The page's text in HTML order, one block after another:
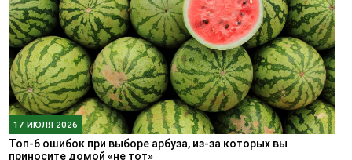
17 ИЮЛЯ 2026
Топ-6 ошибок при выборе арбуза, из-за которых вы
приносите домой «не тот»